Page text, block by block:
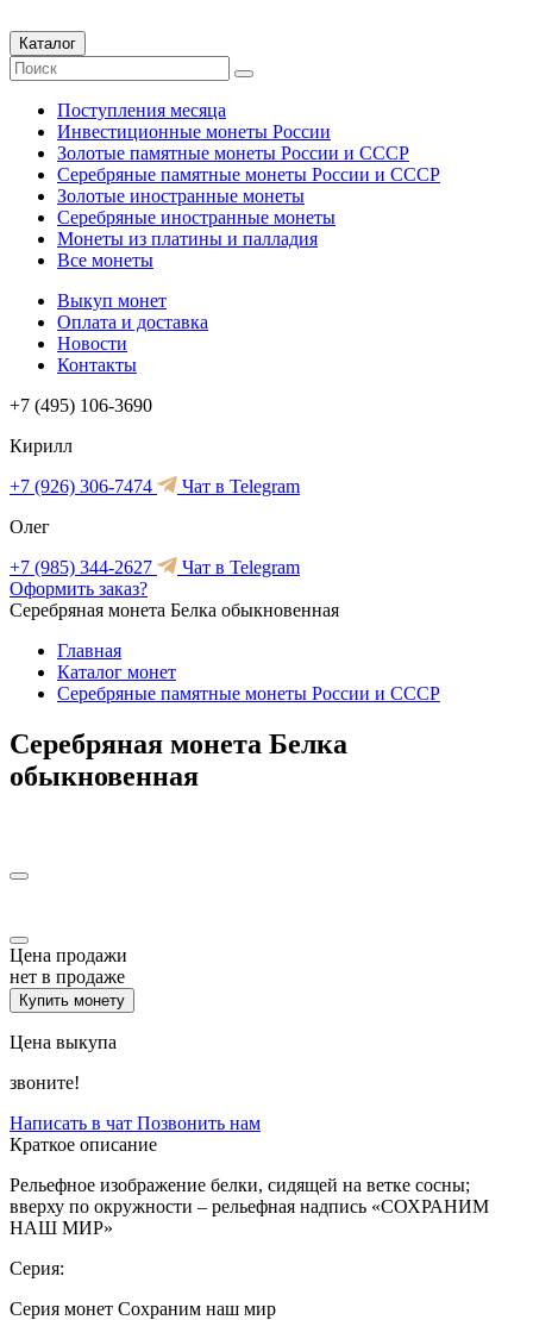
Каталог
Поступления месяца
Инвестиционные монеты России
Золотые памятные монеты России и СССР
Серебряные памятные монеты России и СССР
Золотые иностранные монеты
Серебряные иностранные монеты
Монеты из платины и палладия
Все монеты
Выкуп монет
Оплата и доставка
Новости
Контакты
+7 (495) 106-3690
Кирилл
+7 (926) 306-7474
Чат в Telegram
Олег
+7 (985) 344-2627
Чат в Telegram
Оформить заказ?
Серебряная монета Белка обыкновенная
Главная
Каталог монет
Серебряные памятные монеты России и СССР
Серебряная монета Белка
обыкновенная
Цена продажи
нет в продаже
Купить монету
Цена выкупа
звоните!
Написать в чат Позвонить нам
Краткое описание
Рельефное изображение белки, сидящей на ветке сосны;
вверху по окружности – рельефная надпись «СОХРАНИМ
НАШ МИР»
Серия:
Серия монет Сохраним наш мир